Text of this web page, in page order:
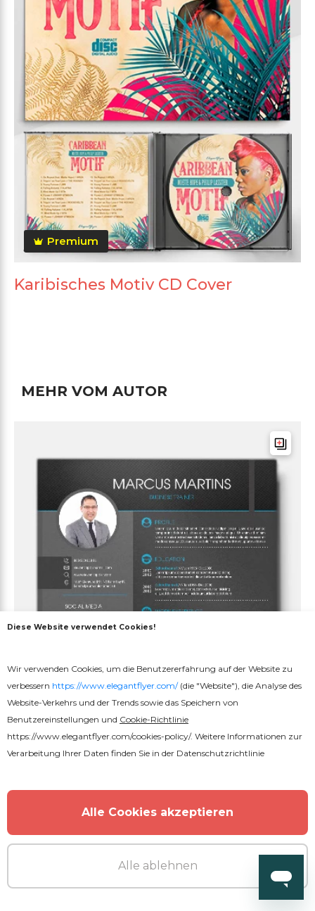
Premium
Karibisches Motiv CD Cover
MEHR VOM AUTOR
Kostenlos
Geschäftlicher Lebenslauf
Diese Website verwendet Cookies!
Wir verwenden Cookies, um die Benutzererfahrung auf der Website zu
verbessern https://www.elegantflyer.com/(die "Website"), die Analyse des
Website-Verkehrs und der Trends sowie das Speichern von
Benutzereinstellungen und Cookie-Richtlinie
https://www.elegantflyer.com/cookies-policy/. Weitere Informationen zur
Verarbeitung Ihrer Daten finden Sie in der Datenschutzrichtlinie
Alle Cookies akzeptieren
Alle ablehnen